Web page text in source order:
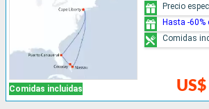
Comidas incluidas
Precio
Hasta -60%
Comidas